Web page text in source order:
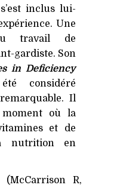
inclus lui-
Une
travail de
gardiste. Son
in Deficiency
considéré
Il
où la
et de
nutrition en
(McCarrison R,